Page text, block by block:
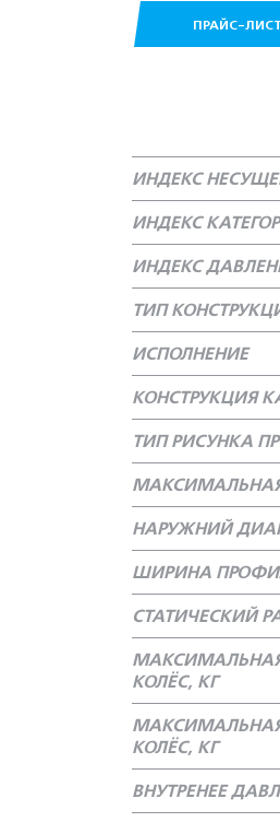
ПРАЙС-
ИНДЕКС
ИНДЕКС
ИНДЕКС
ТИП
ИСПОЛНЕНИЕ
КОНСТРУКЦИЯ
ТИП РИСУНКА
НАРУЖНИЙ
ШИРИНА
СТАТИЧЕСКИЙ
КОЛЁС, КГ
КОЛЁС, КГ
ВНУТРЕНЕЕ